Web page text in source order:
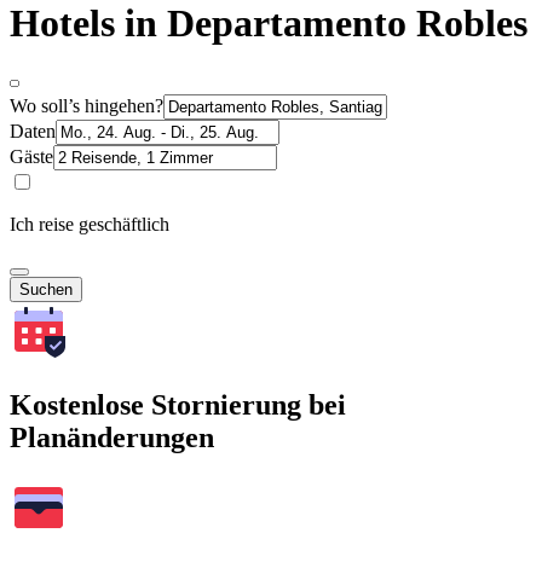
Hotels in Departamento Robles
Wo soll’s hingehen?
Daten
Gäste
Ich reise geschäftlich
Suchen
Kostenlose Stornierung bei
Planänderungen